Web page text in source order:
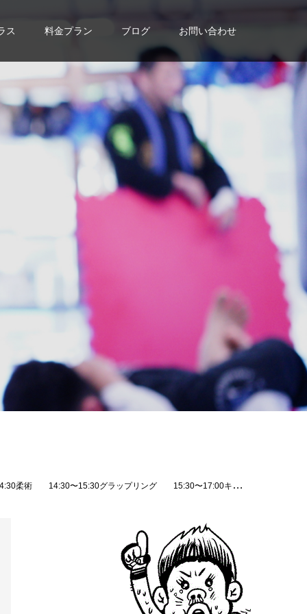
ス 料金プラン ブログ お問い合わせ
会随時受付中です！住所:那覇市国場532-1 メゾンセピア２FTEL:098-851-4739HP: https://theparaestra.jp#THEBLACKBELTJAPAN #TBJ #修斗 #shooto #MMA #総合格闘技 #キックボクシング #柔術 #jiujitsu #沖縄 #那覇 #国場 #コザ